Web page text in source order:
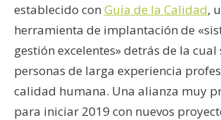
establecido con Guía de la Calidad,
herramienta de implantación de
gestión excelentes» detrás de la cual
personas de larga experiencia
calidad humana. Una alianza muy
para iniciar 2019 con nuevos